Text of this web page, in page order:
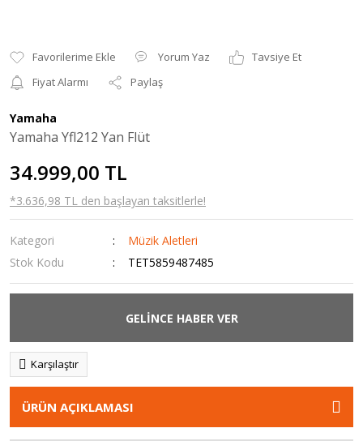
Yorum Yaz
Tavsiye Et
Fiyat Alarmı
Paylaş
Yamaha
Yamaha Yfl212 Yan Flüt
34.999,00 TL
*3.636,98 TL den başlayan taksitlerle!
Kategori
Müzik Aletleri
Stok Kodu
TET5859487485
GELİNCE HABER VER
Karşılaştır
ÜRÜN AÇIKLAMASI